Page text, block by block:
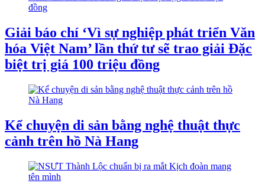
Giải báo chí ‘Vì sự nghiệp phát triển Văn
hóa Việt Nam’ lần thứ tư sẽ trao giải Đặc
biệt trị giá 100 triệu đồng
Kể chuyện di sản bằng nghệ thuật thực
cảnh trên hồ Nà Hang